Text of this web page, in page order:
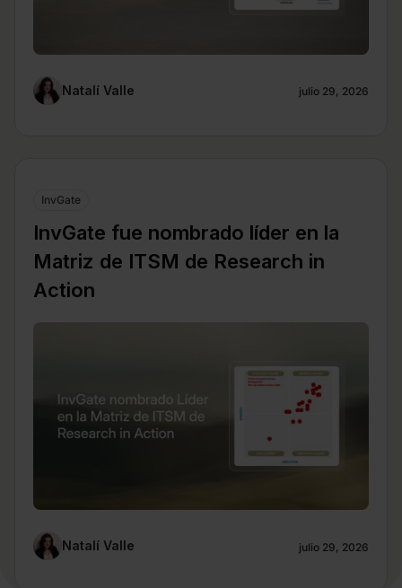
Natalí Valle julio 29, 2026
InvGate
InvGate fue nombrado líder en la
Matriz de ITSM de Research in
Action
Natalí Valle julio 29, 2026